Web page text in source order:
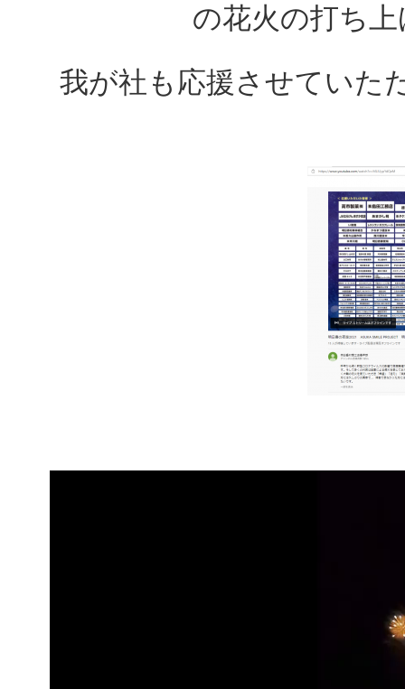
の花火の打ち
我が社も応援させていた